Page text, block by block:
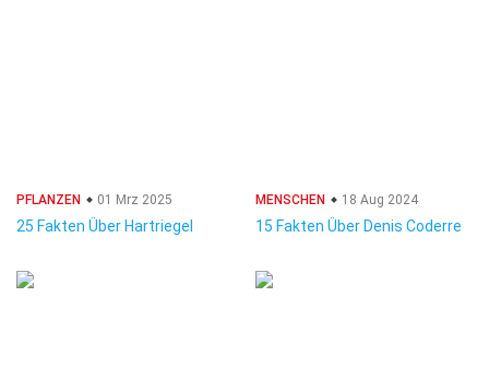
PFLANZEN 01 Mrz 2025
25 Fakten Über Hartriegel
MENSCHEN 18 Aug 2024
15 Fakten Über Denis Coderre